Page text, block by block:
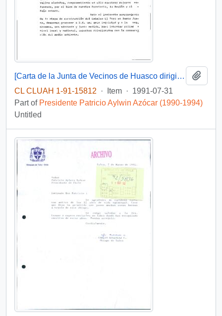
[Carta de la Junta de Vecinos de Huasco dirigida al Presidente Patricio Aylwin sobre la construcción de un embalse]
CL CLUAH 1-91-15812
· Item · 1991-07-31
Part of Presidente Patricio Aylwin Azócar (1990-1994)
Untitled